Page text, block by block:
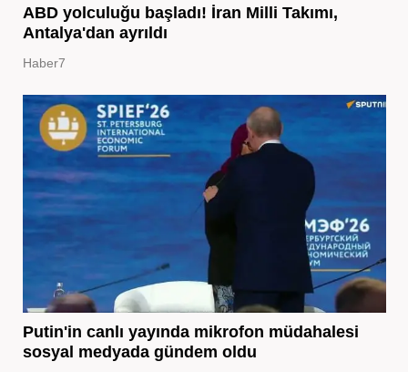
ABD yolculuğu başladı! İran Milli Takımı,
Antalya'dan ayrıldı
Haber7
Putin'in canlı yayında mikrofon müdahalesi
sosyal medyada gündem oldu